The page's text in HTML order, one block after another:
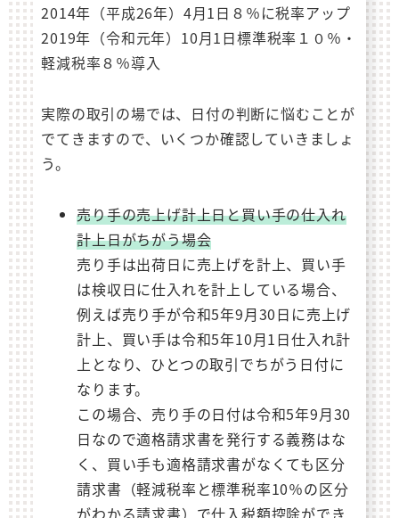
2014年（平成26年）4月1日８％に税率アップ
2019年（令和元年）10月1日標準税率１０％・
軽減税率８％導入
実際の取引の場では、日付の判断に悩むことが
でてきますので、いくつか確認していきましょ
う。
売り手の売上げ計上日と買い手の仕入れ
計上日がちがう場会
売り手は出荷日に売上げを計上、買い手
は検収日に仕入れを計上している場合、
例えば売り手が令和5年9月30日に売上げ
計上、買い手は令和5年10月1日仕入れ計
上となり、ひとつの取引でちがう日付に
なります。
この場合、売り手の日付は令和5年9月30
日なので適格請求書を発行する義務はな
く、買い手も適格請求書がなくても区分
請求書（軽減税率と標準税率10％の区分
がわかる請求書）で仕入税額控除ができ